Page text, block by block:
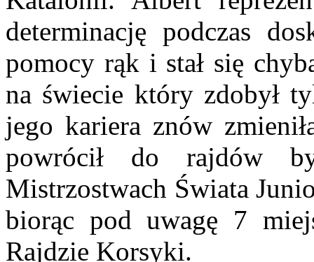
determinację podczas
pomocy rąk i stał się
na świecie który zdobył
jego kariera znów
powrócił do rajdów
Mistrzostwach Świata
biorąc pod uwagę 7
Rajdzie Korsyki.